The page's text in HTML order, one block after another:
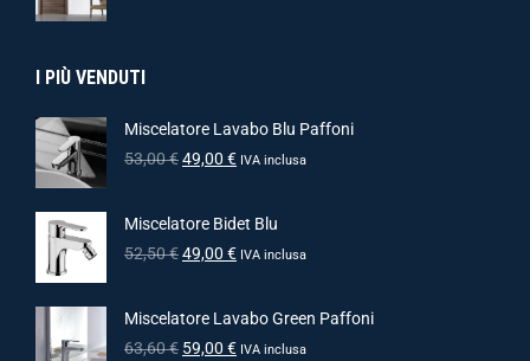
I PIÙ VENDUTI
Miscelatore Lavabo Blu Paffoni
53,00€49,00 € IVA inclusa
Miscelatore Bidet Blu
52,50€49,00 € IVA inclusa
Miscelatore Lavabo Green Paffoni
63,60€ 59,00 € IVA inclusa